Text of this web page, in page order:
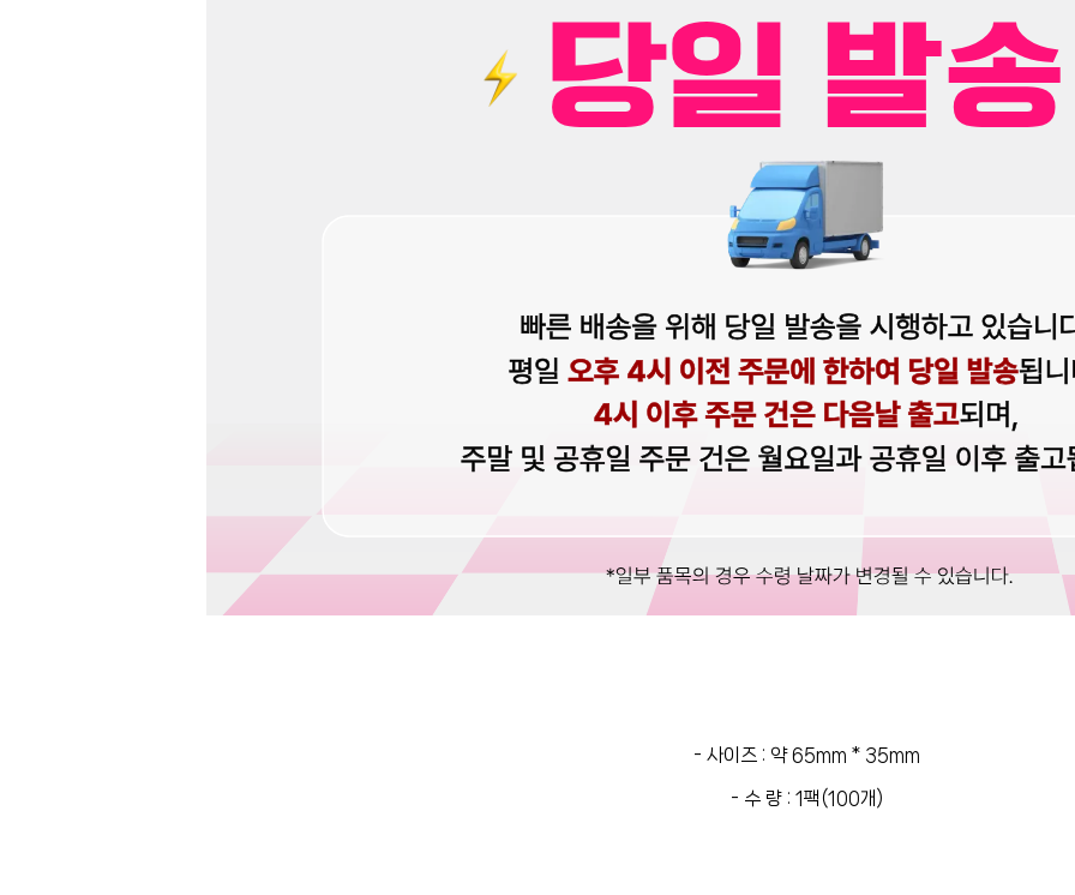
- 사이즈 : 약 65mm * 35mm
- 수 량 : 1팩(100개)